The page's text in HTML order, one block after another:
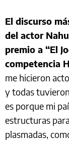
El discurso
del actor
premio a “El
competencia
me hicieron
y todas
es porque mi
estructuras
plasmadas,